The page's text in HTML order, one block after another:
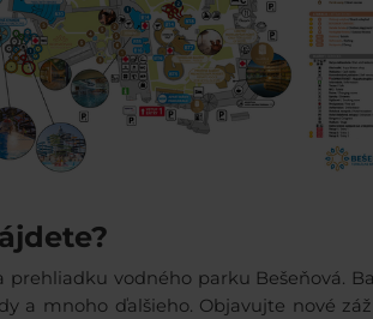
prehliadku vodného parku Bešeňová.
a mnoho ďalšieho. Objavujte nové